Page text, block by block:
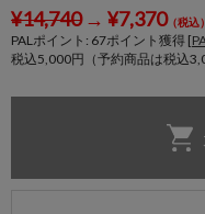
¥14,740→ ¥7,370（税込）
PALポイント: 67ポイント獲得 [
税込5,000円（予約商品は税込